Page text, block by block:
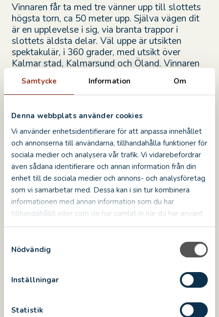
Samtycke Information Om
Denna webbplats använder cookies
Vi använder enhetsidentifierare för att anpassa innehållet
och annonserna till användarna, tillhandahålla funktioner för
sociala medier och analysera vår trafik. Vi vidarebefordrar
även sådana identifierare och annan information från din
enhet till de sociala medier och annons- och analysföretag
som vi samarbetar med. Dessa kan i sin tur kombinera
informationen med annan information som du har
tillhandahållit eller som de har samlat in när du har använt
deras tjänster.
Nödvändig
Inställningar
Statistik
Vinnaren får ta med tre vänner upp till slottets
högsta torn, ca 50 meter upp. Själva vägen dit
är en upplevelse i sig, via branta trappor i
slottets äldsta delar. Väl uppe är utsikten
spektakulär, i 360 grader, med utsikt över
Kalmar stad, Kalmarsund och Öland. Vinnaren
får självklart välja tillfälle, inom rimlighetens
gränser, och välja syfte.
århundradets mest romantiska frieri, eller
kanske till och med en liten och intim vigsel.
Det vore ju även en fantastisk present till en
jubilar, eller en möjlighet för den
historieintresserade att se delar av slottet som
annars inte är öppna för besökare. Det är
verkligen ett unikt tillfälle, menar Meg
Nömgård.
År 2017 auktionerade Kalmar Slott ut en
övernattning på Kalmar Slott, den första på
över hundra år, vilket fick slutpriset 122 100 kr.
Siktet är självklart att kunna bidra med en
större summa i år igen, även om det kanske blir